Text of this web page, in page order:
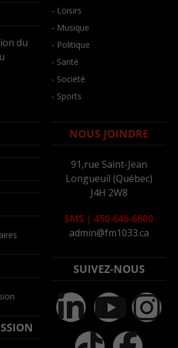
du
- Loisirs
- Musique
- Politique
- Santé
- Société
- Sports
NOUS JOINDRE
91,rue Saint-Jean
Longueuil (Québec)
J4H 2W8
SMS | 450-646-6800
admin@fm1033.ca
SUIVEZ-NOUS